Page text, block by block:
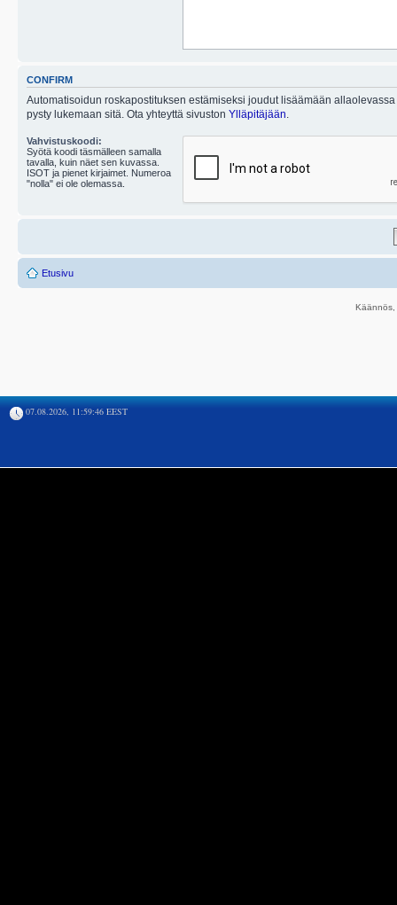
CONFIRM
Automatisoidun roskapostituksen estämiseksi joudut lisäämään
pysty lukemaan sitä. Ota yhteyttä sivuston Ylläpitäjään
Vahvistuskoodi:
Syötä koodi täsmälleen samalla
tavalla, kuin näet sen kuvassa.
ISOT ja pienet kirjaimet. Numeroa
"nolla" ei ole olemassa.
Etusivu
07.08.2026, 11:59:46 EEST